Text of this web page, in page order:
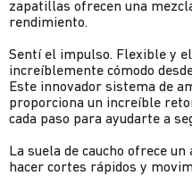
zapatillas ofrecen una
rendimiento.
Sentí el impulso. Flexible y
increíblemente cómodo
Este innovador sistema de
proporciona un increíble
cada paso para ayudarte a
La suela de caucho ofrece
hacer cortes rápidos y